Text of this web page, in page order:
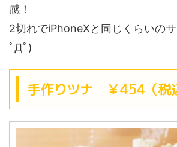
感！
2切れでiPhoneXと同じくらいの
ﾟДﾟ)
手作りツナ ￥454（税